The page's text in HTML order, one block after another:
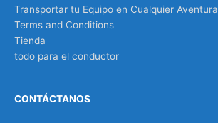
Transportar tu Equipo en Cualquier Aventura
Terms and Conditions
Tienda
todo para el conductor
CONTÁCTANOS